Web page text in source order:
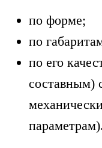
по форме;
по
по его
составным)
параметрам).